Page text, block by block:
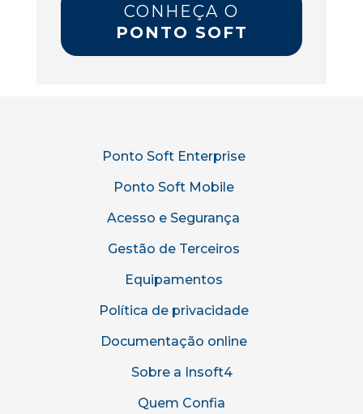
CONHEÇA O
PONTO SOFT
Ponto Soft Enterprise
Ponto Soft Mobile
Acesso e Segurança
Gestão de Terceiros
Equipamentos
Política de privacidade
Documentação online
Sobre a Insoft4
Quem Confia